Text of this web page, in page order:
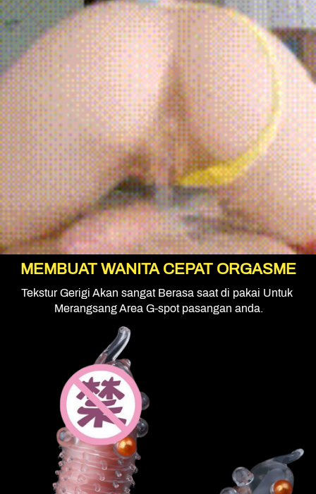
MEMBUAT WANITA CEPAT ORGASME
Tekstur Gerigi Akan sangat Berasa saat di pakai Untuk
Merangsang Area G-spot pasangan anda.